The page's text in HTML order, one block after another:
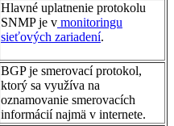
Hlavné uplatnenie protokolu
SNMP je v monitoringu
sieťových zariadení.
BGP je smerovací protokol,
ktorý sa využíva na
oznamovanie smerovacích
informácií najmä v internete.